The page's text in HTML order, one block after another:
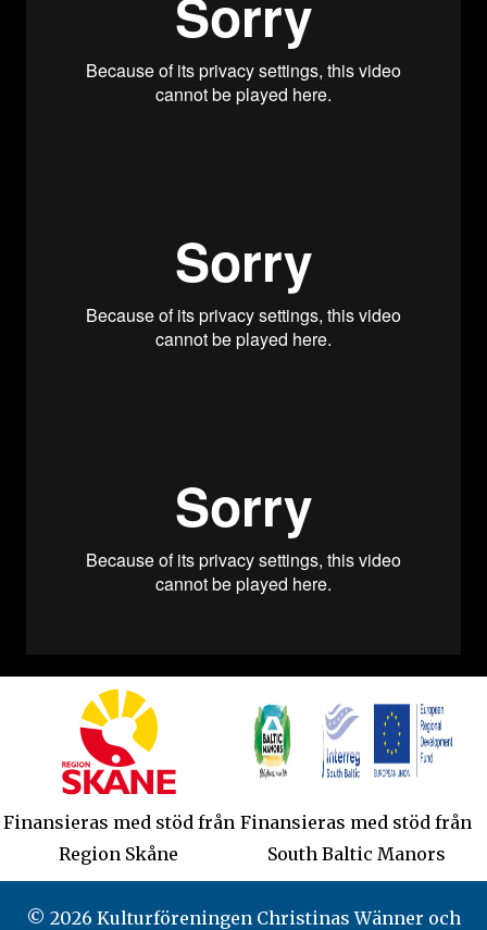
Finansieras med stöd från
Region Skåne
Finansieras med stöd från
South Baltic Manors
© 2026 Kulturföreningen Christinas Wänner och